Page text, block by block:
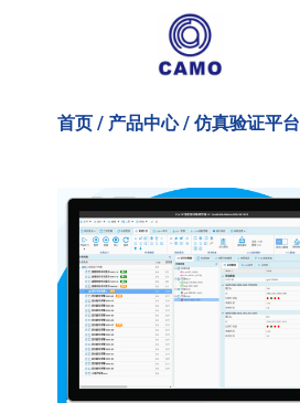
首页 / 产品中心/ 仿真验证平台